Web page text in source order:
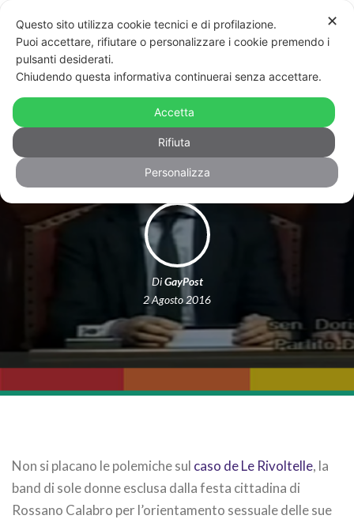
Caso Rivoltelle, Lo Moro e Lo Giudice:
«Si censuri la criminalità!»
DiGayPost
2 Agosto 2016
Non si placano le polemiche sul caso de Le Rivoltelle, la
band di sole donne esclusa dalla festa cittadina di
Rossano Calabro per l’orientamento sessuale delle sue
✕
Questo sito utilizza cookie tecnici e di profilazione.
Puoi accettare, rifiutare o personalizzare i cookie premendo i
pulsanti desiderati.
Chiudendo questa informativa continuerai senza accettare.
Accetta
Rifiuta
Personalizza